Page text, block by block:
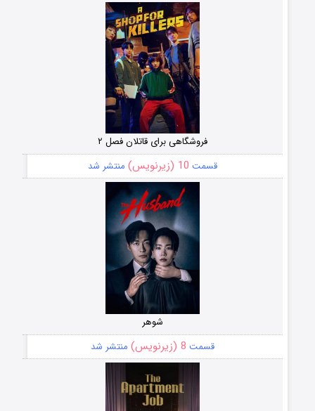
فروشگاهی برای قاتلان فصل ۲
قسمت 10 (زیرنویس) منتشر شد
شوهر
قسمت 8 (زیرنویس) منتشر شد